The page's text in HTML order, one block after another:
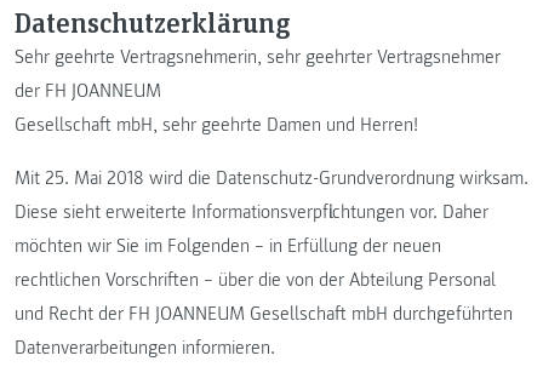
Datenschutzerklärung
Sehr geehrte Vertragsnehmerin, sehr geehrter Vertragsnehmer
der FH JOANNEUM
Gesellschaft mbH, sehr geehrte Damen und Herren!
Mit 25. Mai 2018 wird die Datenschutz-Grundverordnung wirksam.
Diese sieht erweiterte Informationsverpflichtungen vor. Daher
möchten wir Sie im Folgenden – in Erfüllung der neuen
rechtlichen Vorschriften – über die von der Abteilung Personal
und Recht der FH JOANNEUM Gesellschaft mbH durchgeführten
Datenverarbeitungen informieren.